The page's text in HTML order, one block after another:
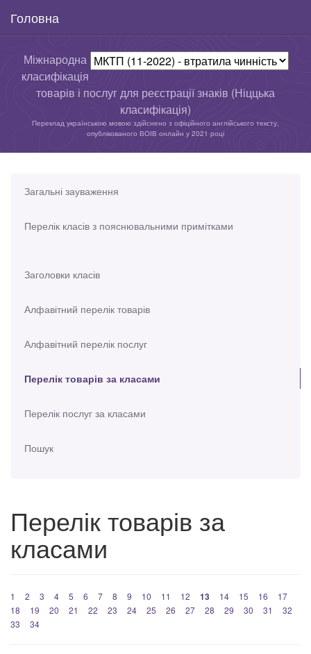
Головна
Міжнародна
класифікація
товарів і послуг для реєстрації знаків (Ніццька
класифікація)
Переклад українською мовою здійснено з офіційного англійського тексту,
опублікованого ВОІВ онлайн у 2021 році
Загальні зауваження
Перелік класів з пояснювальними примітками
Заголовки класів
Алфавітний перелік товарів
Алфавітний перелік послуг
Перелік товарів за класами
Перелік послуг за класами
Пошук
Перелік товарів за
класами
1 2 3 4 5 6 7 8 9 10 11 12 13 14 15 16
17
18
19 20 21 22 23 24 25 26 27 28 29 30 31
32
33
34